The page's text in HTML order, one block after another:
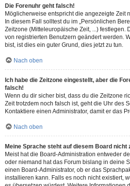
Die Forenuhr geht falsch!
Möglicherweise entspricht die angezeigte Zeit
In diesem Fall solltest du im „Persönlichen
Zeitzone (Mitteleuropäische Zeit, ...) festlegen.
von registrierten Benutzern geändert werden.
bist, ist dies ein guter Grund, dies jetzt zu tun.
Nach oben
Ich habe die Zeitzone eingestellt, aber die
falsch!
Wenn du dir sicher bist, dass du die Zeitzone
Zeit trotzdem noch falsch ist, geht die Uhr des
Kontaktiere einen Administrator, damit er das
Nach oben
Meine Sprache steht auf diesem Board nicht
Meist hat die Board-Administration entweder
oder niemand hat das Forum bislang in deine
einen Board-Administrator, ob er das
installieren kann. Falls es noch nicht existiert,